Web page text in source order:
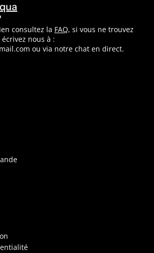
consultez la FAQ, si vous ne trouvez
nous à :
ou via notre chat en direct.